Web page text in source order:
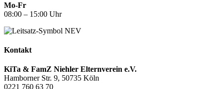
Mo-Fr
08:00 – 15:00 Uhr
Kontakt
KiTa & FamZ Niehler Elternverein e.V.
Hamborner Str. 9, 50735 Köln
0221 760 63 70